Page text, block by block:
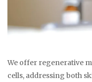
We offer regenerative
cells, addressing both